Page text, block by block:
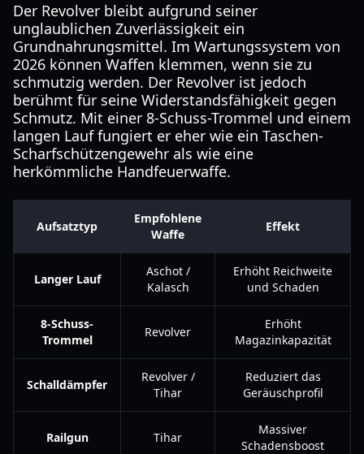
Der Revolver bleibt aufgrund seiner
unglaublichen Zuverlässigkeit ein
Grundnahrungsmittel. Im Wartungssystem von
2026 können Waffen klemmen, wenn sie zu
schmutzig werden. Der Revolver ist jedoch
berühmt für seine Widerstandsfähigkeit gegen
Schmutz. Mit einer 8-Schuss-Trommel und einem
langen Lauf fungiert er eher wie ein Taschen-
Scharfschützengewehr als wie eine
herkömmliche Handfeuerwaffe.
Aufsatztyp
Empfohlene
Waffe
Effekt
Langer Lauf
Aschot /
Kalasch
Erhöht Reichweite
und Schaden
8-Schuss-
Trommel
Revolver
Erhöht
Magazinkapazität
Schalldämpfer
Revolver /
Tihar
Reduziert das
Geräuschprofil
Railgun Tihar
Massiver
Schadensboost